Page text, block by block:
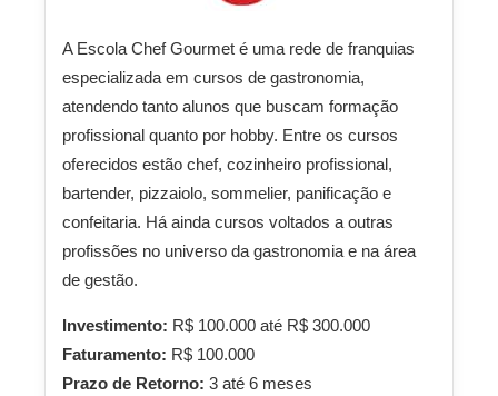
A Escola Chef Gourmet é uma rede de franquias
especializada em cursos de gastronomia,
atendendo tanto alunos que buscam formação
profissional quanto por hobby. Entre os cursos
oferecidos estão chef, cozinheiro profissional,
bartender, pizzaiolo, sommelier, panificação e
confeitaria. Há ainda cursos voltados a outras
profissões no universo da gastronomia e na área
de gestão.
Investimento: R$ 100.000 até R$ 300.000
Faturamento: R$ 100.000
Prazo de Retorno: 3 até 6 meses